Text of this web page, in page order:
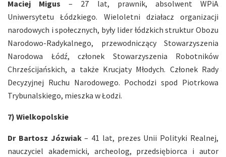
Maciej Migus – 27 lat, prawnik, absolwent WPiA
Uniwersytetu Łódzkiego. Wieloletni działacz organizacji
narodowych i społecznych, były lider łódzkich struktur Obozu
Narodowo-Radykalnego, przewodniczący Stowarzyszenia
Narodowa Łódź, członek Stowarzyszenia Robotników
Chrześcijańskich, a także Krucjaty Młodych. Członek Rady
Decyzyjnej Ruchu Narodowego. Pochodzi spod Piotrkowa
Trybunalskiego, mieszka w Łodzi.
7) Wielkopolskie
Dr Bartosz Józwiak– 41 lat, prezes Unii Polityki Realnej,
nauczyciel akademicki, archeolog, przedsiębiorca i autor